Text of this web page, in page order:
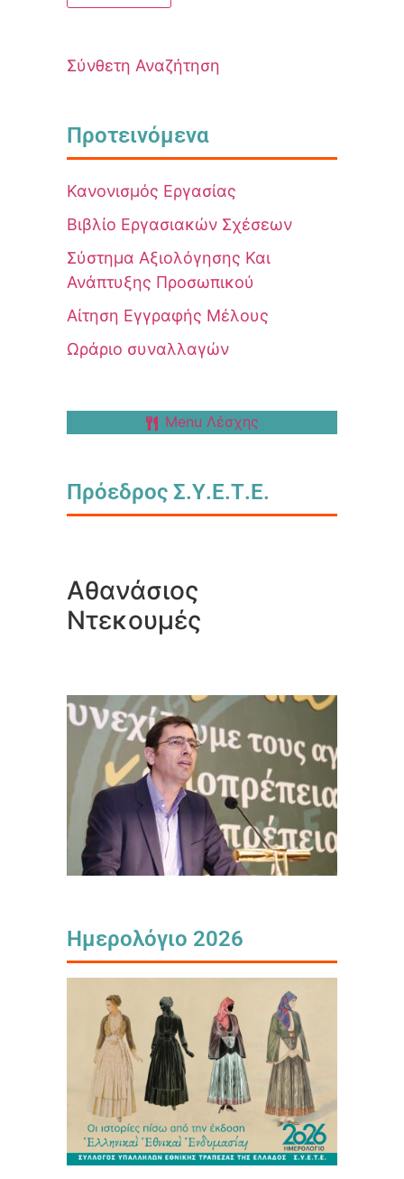
Σύνθετη Αναζήτηση
Προτεινόμενα
Κανονισμός Εργασίας
Βιβλίο Εργασιακών Σχέσεων
Σύστημα Αξιολόγησης Και
Ανάπτυξης Προσωπικού
Αίτηση Εγγραφής Μέλους
Ωράριο συναλλαγών
Menu Λέσχης
Πρόεδρος Σ.Υ.Ε.Τ.Ε.
Αθανάσιος
Ντεκουμές
Ημερολόγιο 2026